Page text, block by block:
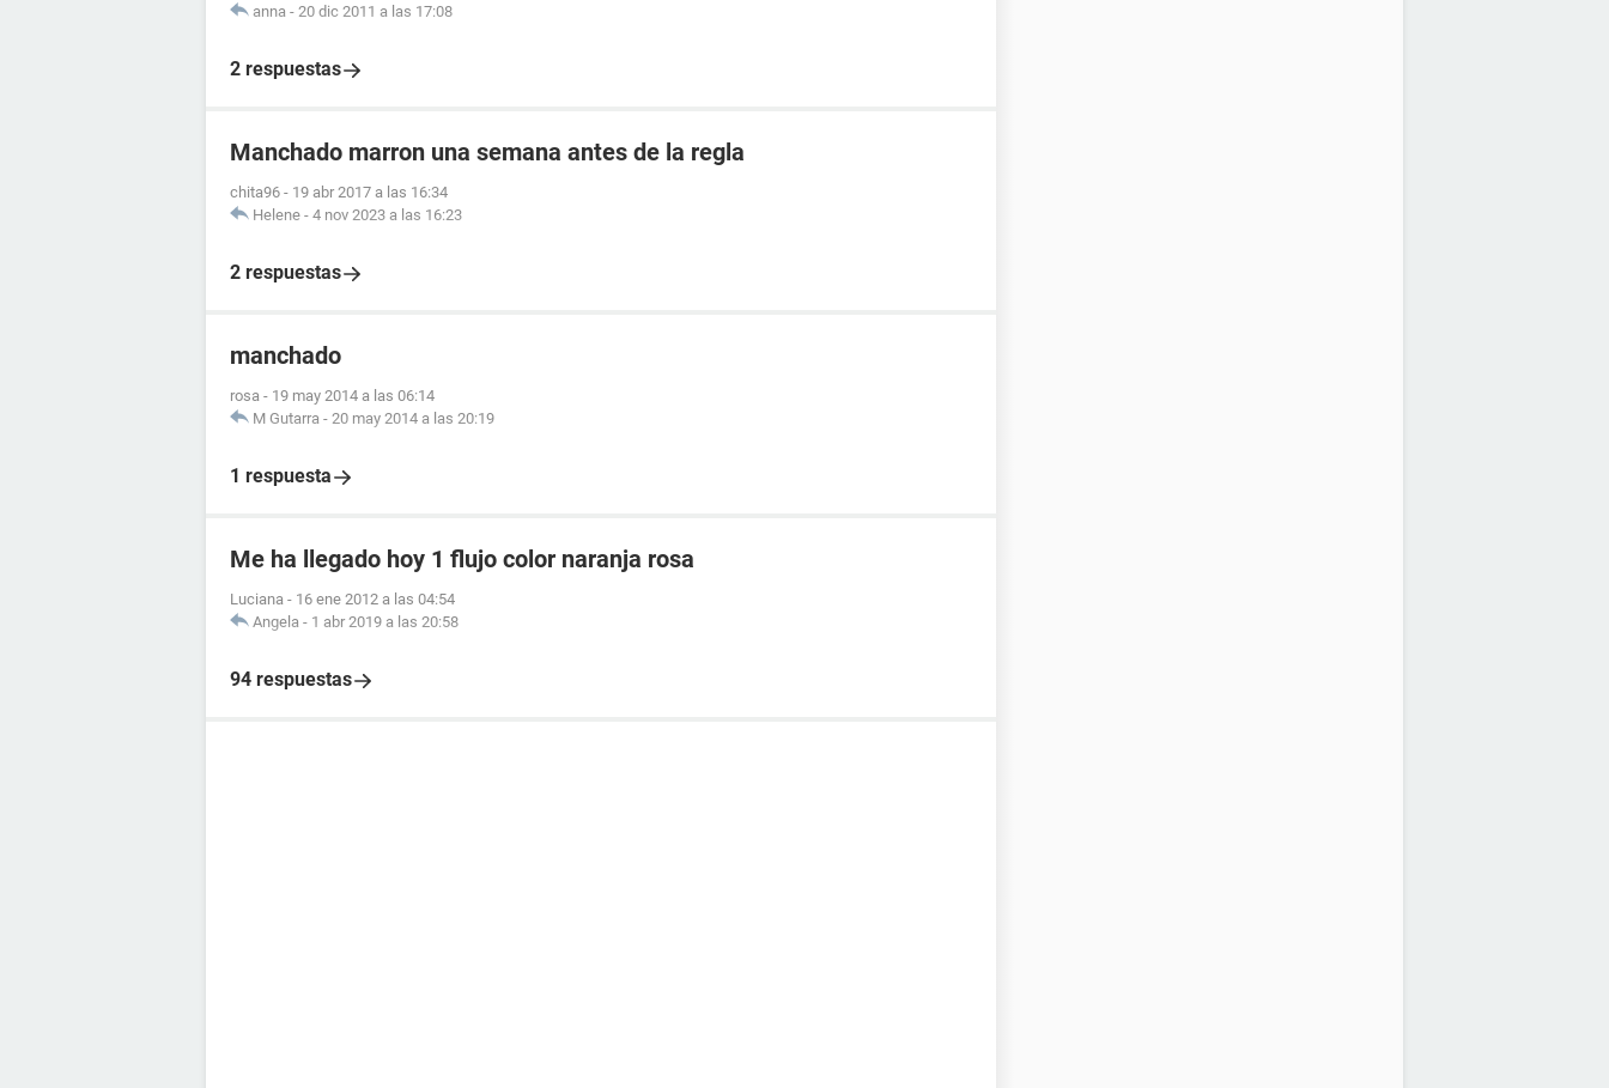
anna - 20 dic 2011 a las 17:08
2 respuestas
Manchado marron una semana antes de la regla
chita96 - 19 abr 2017 a las 16:34
Helene - 4 nov 2023 a las 16:23
2 respuestas
manchado
rosa - 19 may 2014 a las 06:14
M Gutarra - 20 may 2014 a las 20:19
1 respuesta
Me ha llegado hoy 1 flujo color naranja rosa
Luciana - 16 ene 2012 a las 04:54
Angela - 1 abr 2019 a las 20:58
94 respuestas